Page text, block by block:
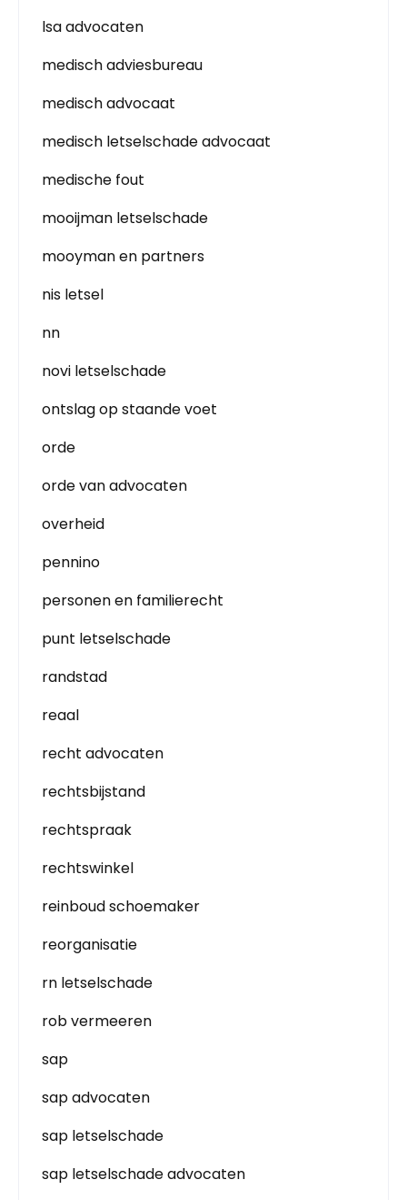
lsa advocaten
medisch adviesbureau
medisch advocaat
medisch letselschade advocaat
medische fout
mooijman letselschade
mooyman en partners
nis letsel
nn
novi letselschade
ontslag op staande voet
orde
orde van advocaten
overheid
pennino
personen en familierecht
punt letselschade
randstad
reaal
recht advocaten
rechtsbijstand
rechtspraak
rechtswinkel
reinboud schoemaker
reorganisatie
rn letselschade
rob vermeeren
sap
sap advocaten
sap letselschade
sap letselschade advocaten